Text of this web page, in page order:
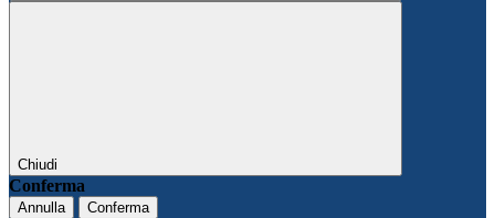
Chiudi
Conferma
Annulla Conferma